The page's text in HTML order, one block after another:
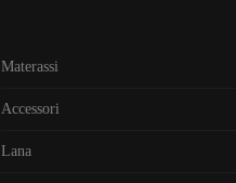
Materassi
Accessori
Lana